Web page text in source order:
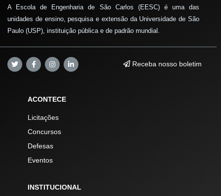
A Escola de Engenharia de São Carlos (EESC) é uma das
unidades de ensino, pesquisa e extensão da Universidade de São
Paulo (USP), instituição pública e de padrão mundial.
Receba nosso boletim
ACONTECE
Licitações
Concursos
Defesas
Eventos
INSTITUCIONAL